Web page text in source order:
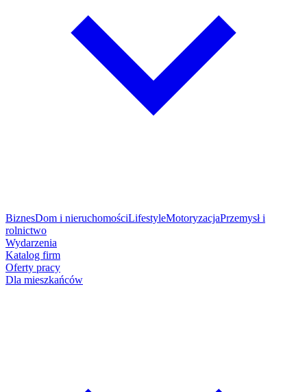
BiznesDom i nieruchomościLifestyleMotoryzacjaPrzemysł i
rolnictwo
Wydarzenia
Katalog firm
Oferty pracy
Dla mieszkańców